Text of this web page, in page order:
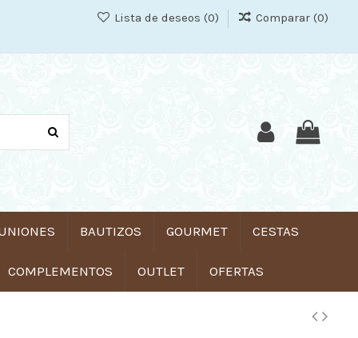
Lista de deseos (0) Comparar (0)
BAUTIZOS GOURMET CESTAS
COMPLEMENTOS OUTLET OFERTAS